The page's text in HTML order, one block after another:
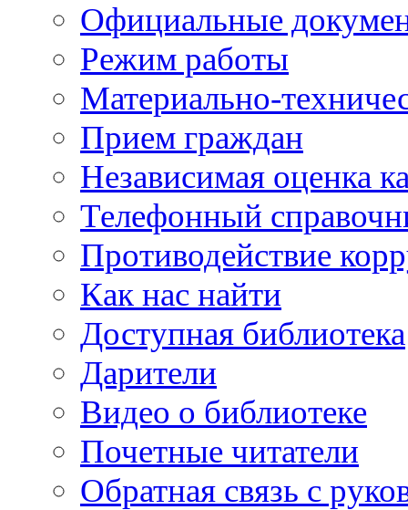
Официальные
Режим работы
Материально-
Прием граждан
Независимая оценка
Телефонный
Противодействие
Как нас найти
Доступная библиотека
Дарители
Видео о библиотеке
Почетные читатели
Обратная связь с